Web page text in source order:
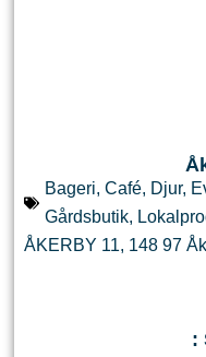
Bageri, Café, Djur,
Gårdsbutik,
ÅKERBY 11, 148 97
: